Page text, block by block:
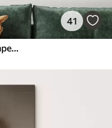
41
Захід сонця в сосновому лісі, акварель, краса природи